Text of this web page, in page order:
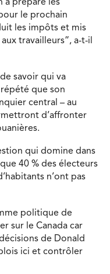
a préparé les
le prochain
les impôts et mis
travailleurs”, a-t-il
savoir qui va
que son
central – au
d’affronter
qui domine dans
40 % des électeurs
n’ont pas
politique de
sur le Canada car
de Donald
ici et contrôler